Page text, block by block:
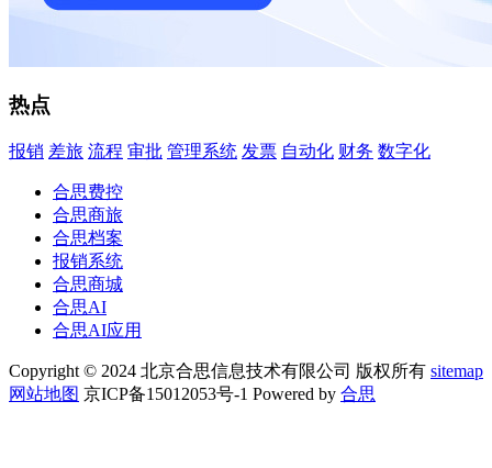
热点
报销 差旅 流程 审批 管理系统 发票 自动化 财务 数字化
合思费控
合思商旅
合思档案
报销系统
合思商城
合思AI
合思AI应用
Copyright © 2024 北京合思信息技术有限公司 版权所有 sitemap
网站地图 京ICP备15012053号-1 Powered by 合思